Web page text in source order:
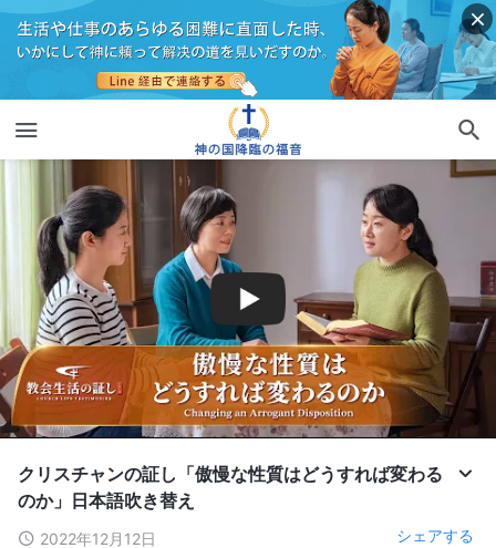
クリスチャンの証し「傲慢な性質はどうすれば変わる
のか」日本語吹き替え
2022年12月12日 シェアする